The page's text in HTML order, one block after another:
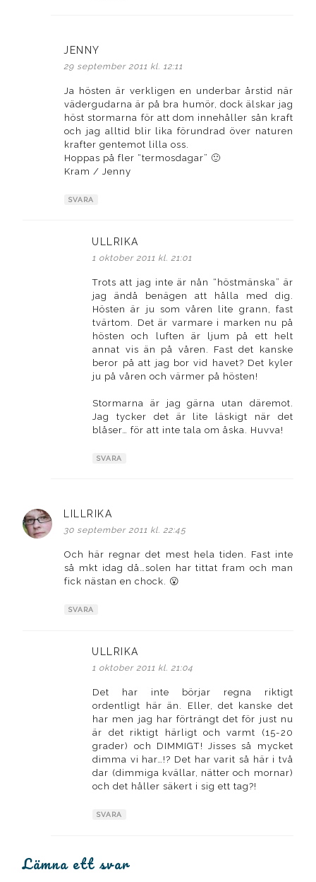
JENNY
29 september 2011 kl. 12:11
Ja hösten är verkligen en underbar årstid när
vädergudarna är på bra humör, dock älskar jag
höst stormarna för att dom innehåller sån kraft
och jag alltid blir lika förundrad över naturen
krafter gentemot lilla oss.
Hoppas på fler “termosdagar” 🙂
Kram / Jenny
SVARA
ULLRIKA
1 oktober 2011 kl. 21:01
Trots att jag inte är nån “höstmänska” är
jag ändå benägen att hålla med dig.
Hösten är ju som våren lite grann, fast
tvärtom. Det är varmare i marken nu på
hösten och luften är ljum på ett helt
annat vis än på våren. Fast det kanske
beror på att jag bor vid havet? Det kyler
ju på våren och värmer på hösten!
Stormarna är jag gärna utan däremot.
Jag tycker det är lite läskigt när det
blåser… för att inte tala om åska. Huvva!
SVARA
LILLRIKA
30 september 2011 kl. 22:45
Och här regnar det mest hela tiden. Fast inte
så mkt idag då…solen har tittat fram och man
fick nästan en chock. 😮
SVARA
ULLRIKA
1 oktober 2011 kl. 21:04
Det har inte börjar regna riktigt
ordentligt här än. Eller, det kanske det
har men jag har förträngt det för just nu
är det riktigt härligt och varmt (15-20
grader) och DIMMIGT! Jisses så mycket
dimma vi har…!? Det har varit så här i två
dar (dimmiga kvällar, nätter och mornar)
och det håller säkert i sig ett tag?!
SVARA
Lämna ett svar